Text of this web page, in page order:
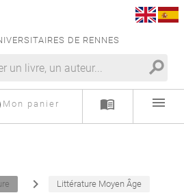
DE RENNES
search
Mon panier menu_book menu
navigate_next Littérature Moyen Âge